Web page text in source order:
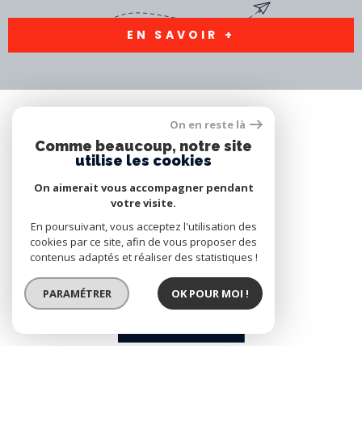
EN SAVOIR +
SE CONNECTER
ESPACE PROPRIÉTAIRE
On en reste là
Comme beaucoup, notre site
utilise les cookies
On aimerait vous accompagner pendant
votre visite.
En poursuivant, vous acceptez l'utilisation des
cookies par ce site, afin de vous proposer des
contenus adaptés et réaliser des statistiques !
PARAMÉTRER OK POUR MOI !